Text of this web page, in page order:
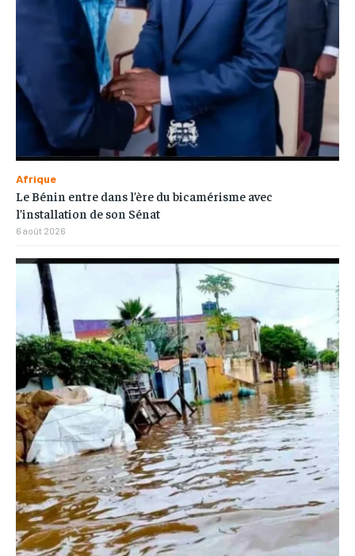
Afrique
Le Bénin entre dans l’ère du bicamérisme avec
l’installation de son Sénat
6 août 2026